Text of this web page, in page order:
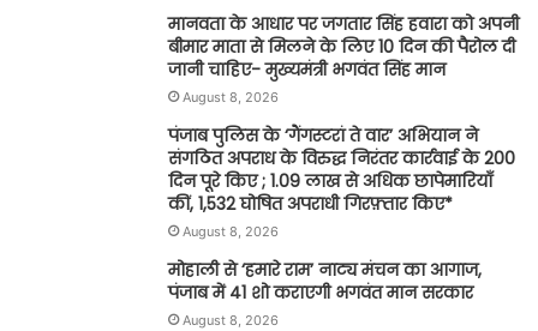
मानवता के आधार पर जगतार सिंह हवारा को अपनी
बीमार माता से मिलने के लिए 10 दिन की पैरोल दी
जानी चाहिए- मुख्यमंत्री भगवंत सिंह मान
August 8, 2026
पंजाब पुलिस के ‘गैंगस्टरां ते वार’ अभियान ने
संगठित अपराध के विरुद्ध निरंतर कार्रवाई के 200
दिन पूरे किए ; 1.09 लाख से अधिक छापेमारियाँ
कीं, 1,532 घोषित अपराधी गिरफ़्तार किए*
August 8, 2026
मोहाली से ‘हमारे राम’ नाट्य मंचन का आगाज,
पंजाब में 41 शो कराएगी भगवंत मान सरकार
August 8, 2026